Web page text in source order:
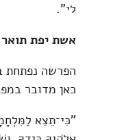
לי".
אשת יפת תואר
הפרשה נפתחת
כאן מדובר
"כִּי־תֵצֵא